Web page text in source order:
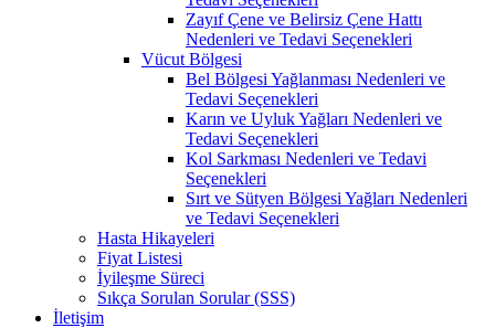
Zayıf Çene ve Belirsiz Çene Hattı
Nedenleri ve Tedavi Seçenekleri
Vücut Bölgesi
Bel Bölgesi Yağlanması Nedenleri ve
Tedavi Seçenekleri
Karın ve Uyluk Yağları Nedenleri ve
Tedavi Seçenekleri
Kol Sarkması Nedenleri ve Tedavi
Seçenekleri
Sırt ve Sütyen Bölgesi Yağları Nedenleri
ve Tedavi Seçenekleri
Hasta Hikayeleri
Fiyat Listesi
İyileşme Süreci
Sıkça Sorulan Sorular (SSS)
İletişim